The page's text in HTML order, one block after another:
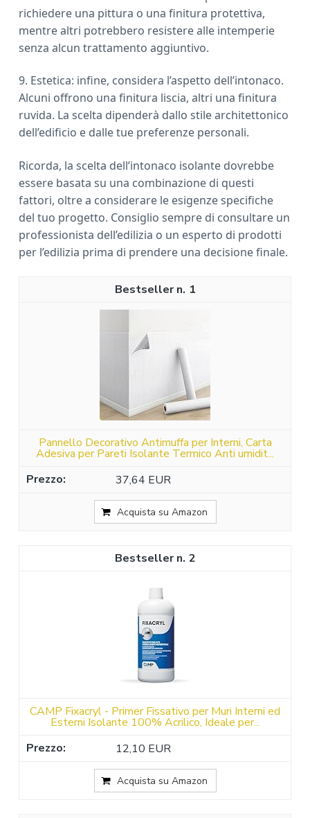
richiedere una pittura o una finitura protettiva,
mentre altri potrebbero resistere alle intemperie
senza alcun trattamento aggiuntivo.
9. Estetica: infine, considera l’aspetto dell’intonaco.
Alcuni offrono una finitura liscia, altri una finitura
ruvida. La scelta dipenderà dallo stile architettonico
dell’edificio e dalle tue preferenze personali.
Ricorda, la scelta dell’intonaco isolante dovrebbe
essere basata su una combinazione di questi
fattori, oltre a considerare le esigenze specifiche
del tuo progetto. Consiglio sempre di consultare un
professionista dell’edilizia o un esperto di prodotti
per l’edilizia prima di prendere una decisione finale.
1
Pannello Decorativo Antimuffa per Interni, Carta
Adesiva per Pareti Isolante Termico Anti umidit...
37,64 EUR
Acquista su Amazon
2
CAMP Fixacryl - Primer Fissativo per Muri Interni ed
Esterni Isolante 100% Acrilico, Ideale per...
12,10 EUR
Acquista su Amazon